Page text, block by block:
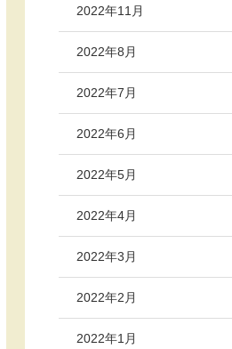
2022年11月
2022年8月
2022年7月
2022年6月
2022年5月
2022年4月
2022年3月
2022年2月
2022年1月